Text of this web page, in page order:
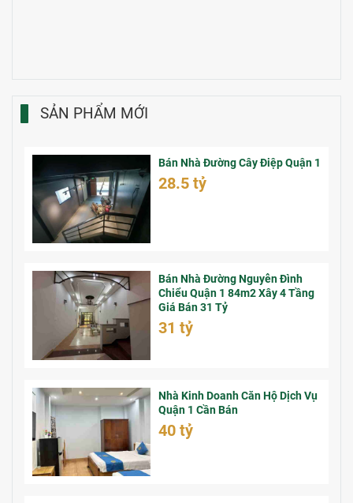
SẢN PHẨM MỚI
Bán Nhà Đường Cây Điệp Quận 1
28.5 tỷ
Bán Nhà Đường Nguyễn Đình
Chiểu Quận 1 84m2 Xây 4 Tầng
Giá Bán 31 Tỷ
31 tỷ
Nhà Kinh Doanh Căn Hộ Dịch Vụ
Quận 1 Cần Bán
40 tỷ